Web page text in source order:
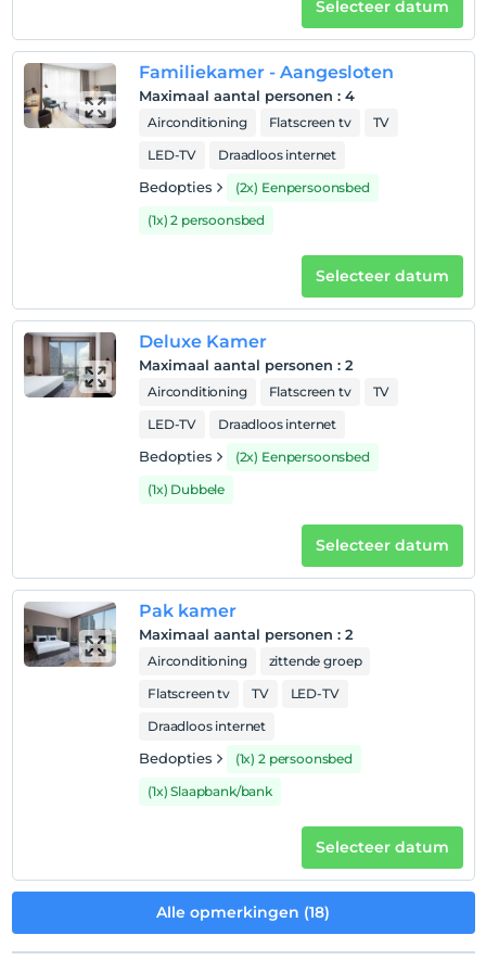
Check in
Na 14:00
Uitchecken
Voor 12:00
Huisdieren toegestaan
Baby's jonger dan 2 worden niet in rekening gebracht
1 kind(eren) tot de leeftijd van 6 per kamer
wordt/worden niet in rekening gebracht
Selecteer datum
Familiekamer - Aangesloten
Maximaal aantal personen : 4
Airconditioning Flatscreen tv
TV
LED-TV
Draadloos internet
Bedopties
(2x) Eenpersoonsbed
(1x) 2 persoonsbed
Selecteer datum
Deluxe Kamer
Maximaal aantal personen : 2
Airconditioning Flatscreen tv
TV
LED-TV
Draadloos internet
Bedopties
(2x) Eenpersoonsbed
(1x) Dubbele
Selecteer datum
Pak kamer
Maximaal aantal personen : 2
Airconditioning
zittende groep
Flatscreen tv
TV
LED-TV
Draadloos internet
Bedopties
(1x) 2 persoonsbed
(1x) Slaapbank/bank
Selecteer datum
Alle opmerkingen (18)